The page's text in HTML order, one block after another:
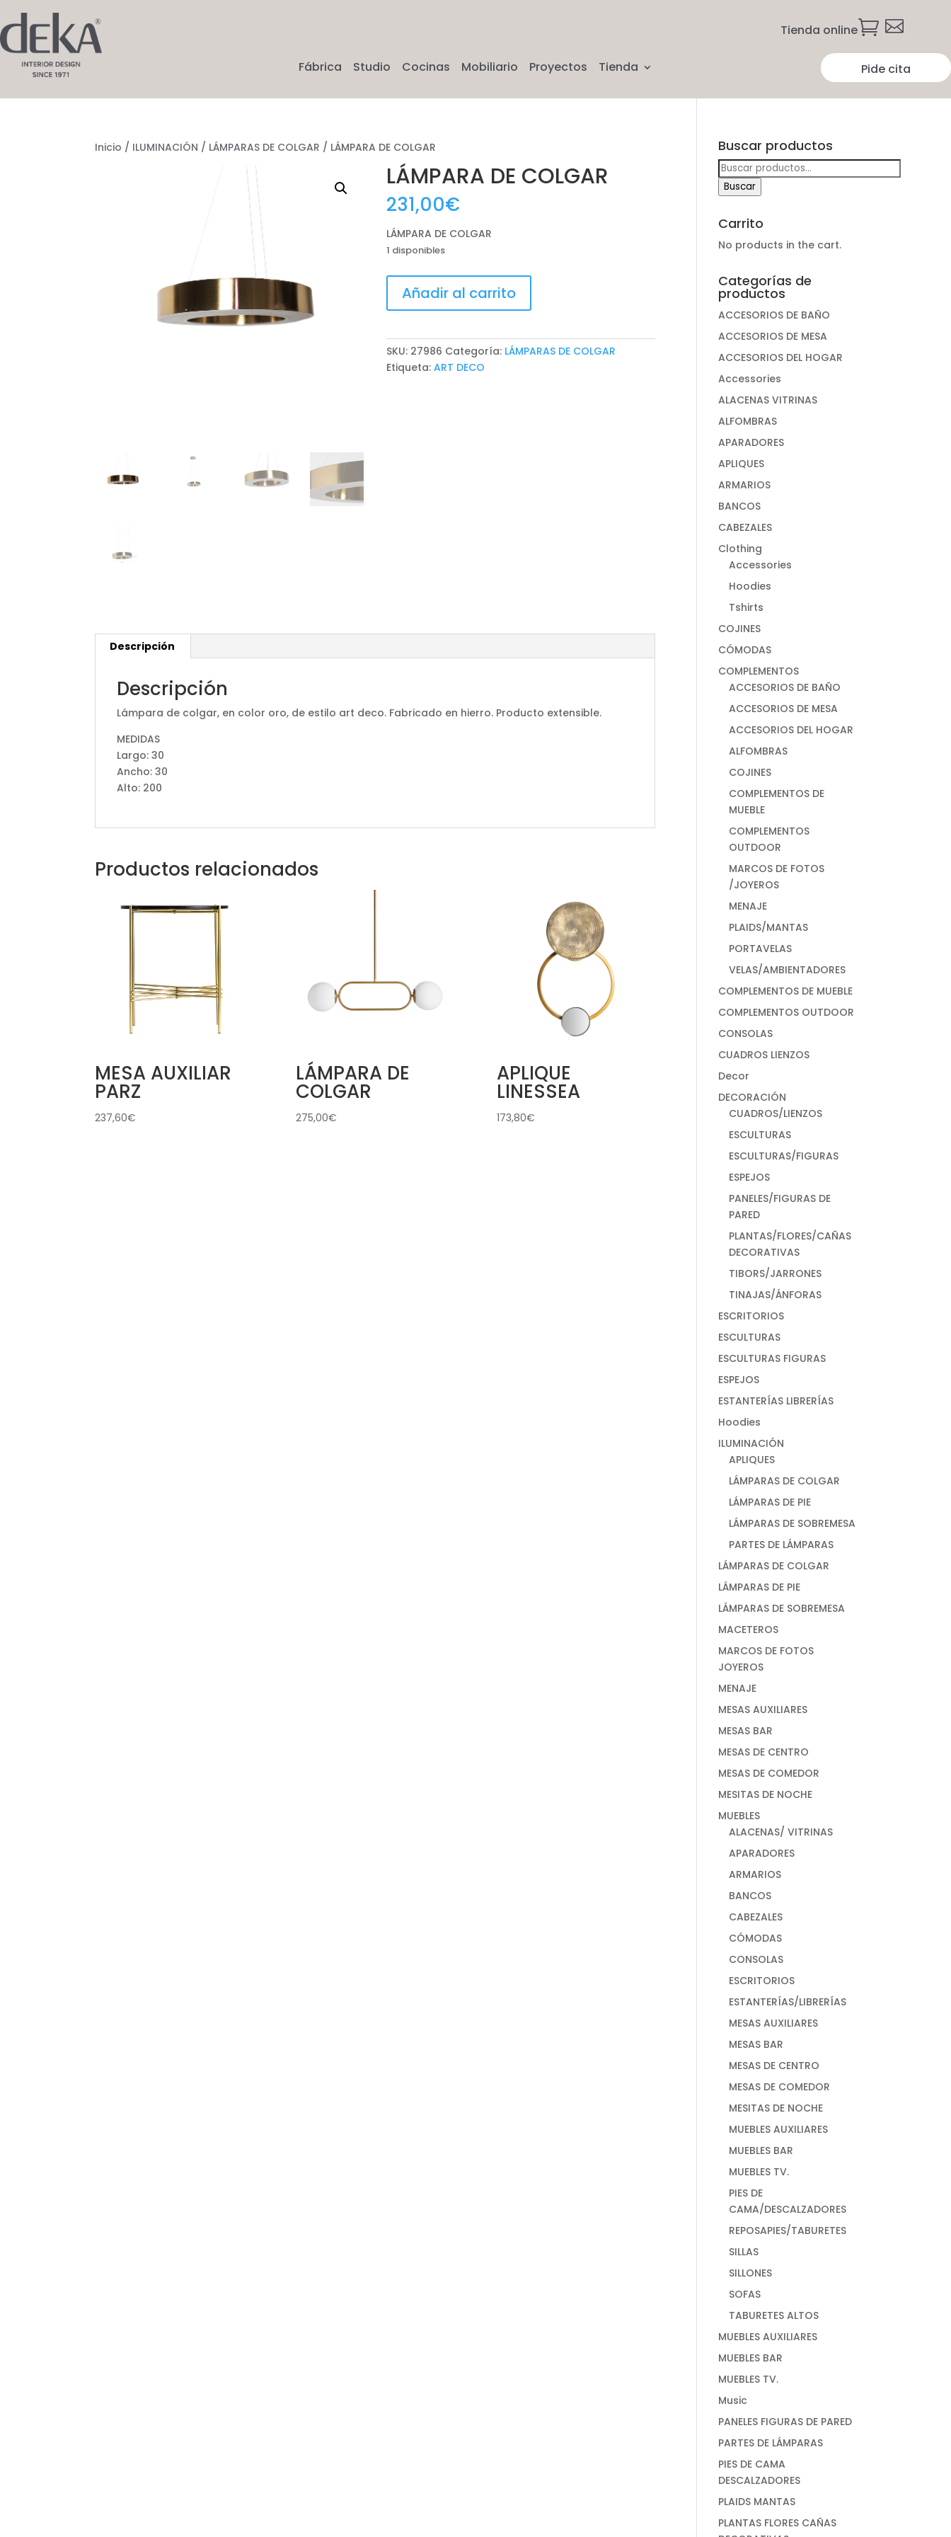
Tienda online 
Fábrica Studio Cocinas Mobiliario Proyectos Tienda Pide cita
Inicio / ILUMINACIÓN / LÁMPARAS DE COLGAR / LÁMPARA DE COLGAR
LÁMPARA DE COLGAR
231,00€
LÁMPARA DE COLGAR
1 disponibles
COLGAR
Añadir al carrito
SKU: 27986 Categoría: LÁMPARAS DE COLGAR
Etiqueta:ART DECO
Descripción
Descripción
Lámpara de colgar, en color oro, de estilo art deco. Fabricado en hierro. Producto extensible.
MEDIDAS
Largo: 30
Ancho: 30
Alto: 200
Productos relacionados
MESA AUXILIAR
PARZ
237,60€
LÁMPARA DE
COLGAR
275,00€
APLIQUE
LINESSEA
173,80€
Buscar productos
Buscar
por:
Buscar
Carrito
No products in the cart.
Categorías de
productos
ACCESORIOS DE BAÑO
ACCESORIOS DE MESA
ACCESORIOS DEL HOGAR
Accessories
ALACENAS VITRINAS
ALFOMBRAS
APARADORES
APLIQUES
ARMARIOS
BANCOS
CABEZALES
Clothing
Accessories
Hoodies
Tshirts
COJINES
CÓMODAS
COMPLEMENTOS
ACCESORIOS DE BAÑO
ACCESORIOS DE MESA
ACCESORIOS DEL HOGAR
ALFOMBRAS
COJINES
COMPLEMENTOS DE
MUEBLE
COMPLEMENTOS
OUTDOOR
MARCOS DE FOTOS
/JOYEROS
MENAJE
PLAIDS/MANTAS
PORTAVELAS
VELAS/AMBIENTADORES
COMPLEMENTOS DE MUEBLE
COMPLEMENTOS OUTDOOR
CONSOLAS
CUADROS LIENZOS
Decor
DECORACIÓN
CUADROS/LIENZOS
ESCULTURAS
ESCULTURAS/FIGURAS
ESPEJOS
PANELES/FIGURAS DE
PARED
PLANTAS/FLORES/CAÑAS
DECORATIVAS
TIBORS/JARRONES
TINAJAS/ÁNFORAS
ESCRITORIOS
ESCULTURAS
ESCULTURAS FIGURAS
ESPEJOS
ESTANTERÍAS LIBRERÍAS
Hoodies
ILUMINACIÓN
APLIQUES
LÁMPARAS DE COLGAR
LÁMPARAS DE PIE
LÁMPARAS DE SOBREMESA
PARTES DE LÁMPARAS
LÁMPARAS DE COLGAR
LÁMPARAS DE PIE
LÁMPARAS DE SOBREMESA
MACETEROS
MARCOS DE FOTOS
JOYEROS
MENAJE
MESAS AUXILIARES
MESAS BAR
MESAS DE CENTRO
MESAS DE COMEDOR
MESITAS DE NOCHE
MUEBLES
ALACENAS/ VITRINAS
APARADORES
ARMARIOS
BANCOS
CABEZALES
CÓMODAS
CONSOLAS
ESCRITORIOS
ESTANTERÍAS/LIBRERÍAS
MESAS AUXILIARES
MESAS BAR
MESAS DE CENTRO
MESAS DE COMEDOR
MESITAS DE NOCHE
MUEBLES AUXILIARES
MUEBLES BAR
MUEBLES TV.
PIES DE
CAMA/DESCALZADORES
REPOSAPIES/TABURETES
SILLAS
SILLONES
SOFAS
TABURETES ALTOS
MUEBLES AUXILIARES
MUEBLES BAR
MUEBLES TV.
Music
PANELES FIGURAS DE PARED
PARTES DE LÁMPARAS
PIES DE CAMA
DESCALZADORES
PLAIDS MANTAS
PLANTAS FLORES CAÑAS